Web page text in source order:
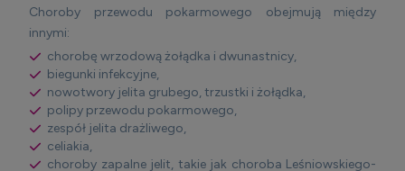
Choroby przewodu pokarmowego obejmują między
innymi:
chorobę wrzodową żołądka i dwunastnicy,
biegunki infekcyjne,
nowotwory jelita grubego, trzustki i żołądka,
polipy przewodu pokarmowego,
zespół jelita drażliwego,
celiakia,
choroby zapalne jelit, takie jak choroba Leśniowskiego-